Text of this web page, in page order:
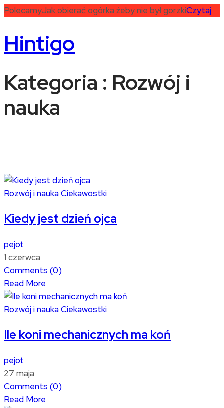
PolecamyJak obierać ogórka żeby nie był gorzkiCzytaj
Hintigo
Kategoria : Rozwój i
nauka
Rozwój i naukaCiekawostki
Kiedy jest dzień ojca
pejot
1 czerwca
Comments (0)
Read More
Rozwój i naukaCiekawostki
Ile koni mechanicznych ma koń
pejot
27 maja
Comments (0)
Read More